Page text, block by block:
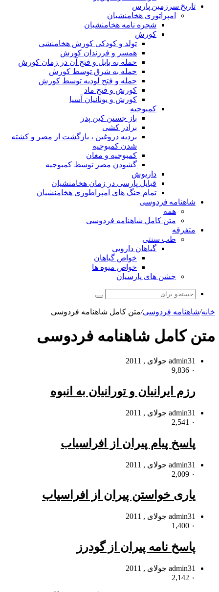
تاریخ سرزمین پارس
امپراتوری هخامنشیان
شجره نامه هخامنشیان
کورش
تولد و کودکی کورش هخامنشی
همسر و فرزندان کورش
حمله به بابل و فتح آن در زمان کورش
حمله به شرق توسط کورش
حمله و فتح لودیه توسط کورش
کورش و فتح ماد
کورش و یونانیان آسیا
کمبوجیه
باز جستن کین پدر
برادر کشی
بردیه دروغین ، بازگشت از مصر و کشته
شدن کمبوجیه
کمبوجیه و مغان
گشودن مصر توسط کمبوجیه
داریوش
قبایل پارسی در زمان هخامنشیان
تمام جنگ های امپراطوری هخامنشیان
شاهنامه فردوسی
همه
متن کامل شاهنامه فردوسی
متفرقه
طب سنتی
گیاهان دارویی
خواص گیاهان
خواص میوه ها
جشن های پارسیان
جستجو
برای
خانه/شاهنامه فردوسی/متن کامل شاهنامه فردوسی
متن کامل شاهنامه فردوسی
admin31 جولای , 2011
۰
رزم ایرانیان و تورانیان به انبوه
admin31 جولای , 2011
۰
پاسخ پیام پیران از افراسیاب
admin31 جولای , 2011
۰
یارى خواستن پیران از افراسیاب
admin31 جولای , 2011
۰
پاسخ نامه پیران از گودرز
admin31 جولای , 2011
۰